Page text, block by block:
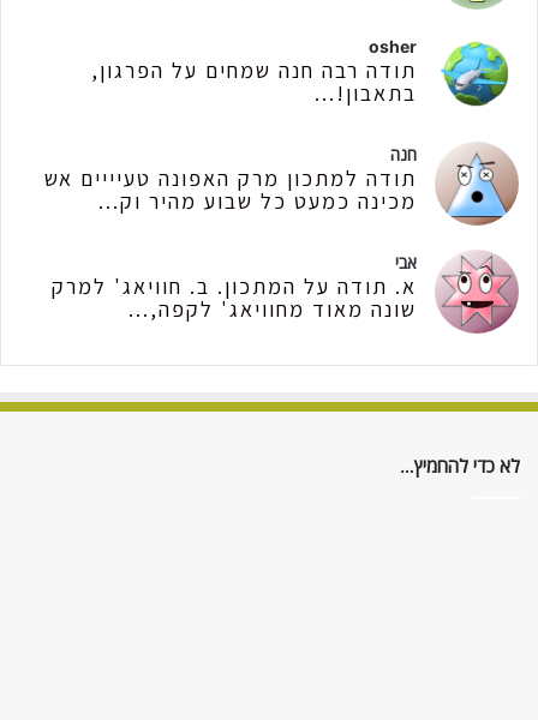
osher
תודה רבה חנה שמחים על הפרגון,
בתאבון!...
חנה
תודה למתכון מרק האפונה טעיייים אש
מכינה כמעט כל שבוע מהיר וק...
אבי
א. תודה על המתכון. ב. חוויאג' למרק
שונה מאוד מחוויאג' לקפה,...
לא כדי להחמיץ…